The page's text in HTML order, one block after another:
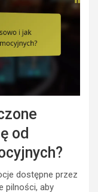
od
dostępne przez
pilności, aby